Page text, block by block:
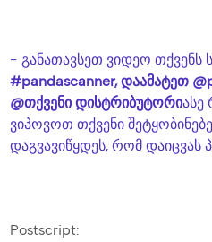
- განათავსეთ ვიდეო თქვენს
#pandascanner, დაამატეთ
@თქვენი დისტრიბუტორიასე
ვიპოვოთ თქვენი
დაგვავიწყდეს, რომ დაიცვას
Postscript: